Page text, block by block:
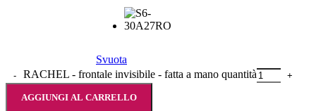
Svuota
RACHEL - frontale invisibile - fatta a mano quantità
AGGIUNGI AL CARRELLO